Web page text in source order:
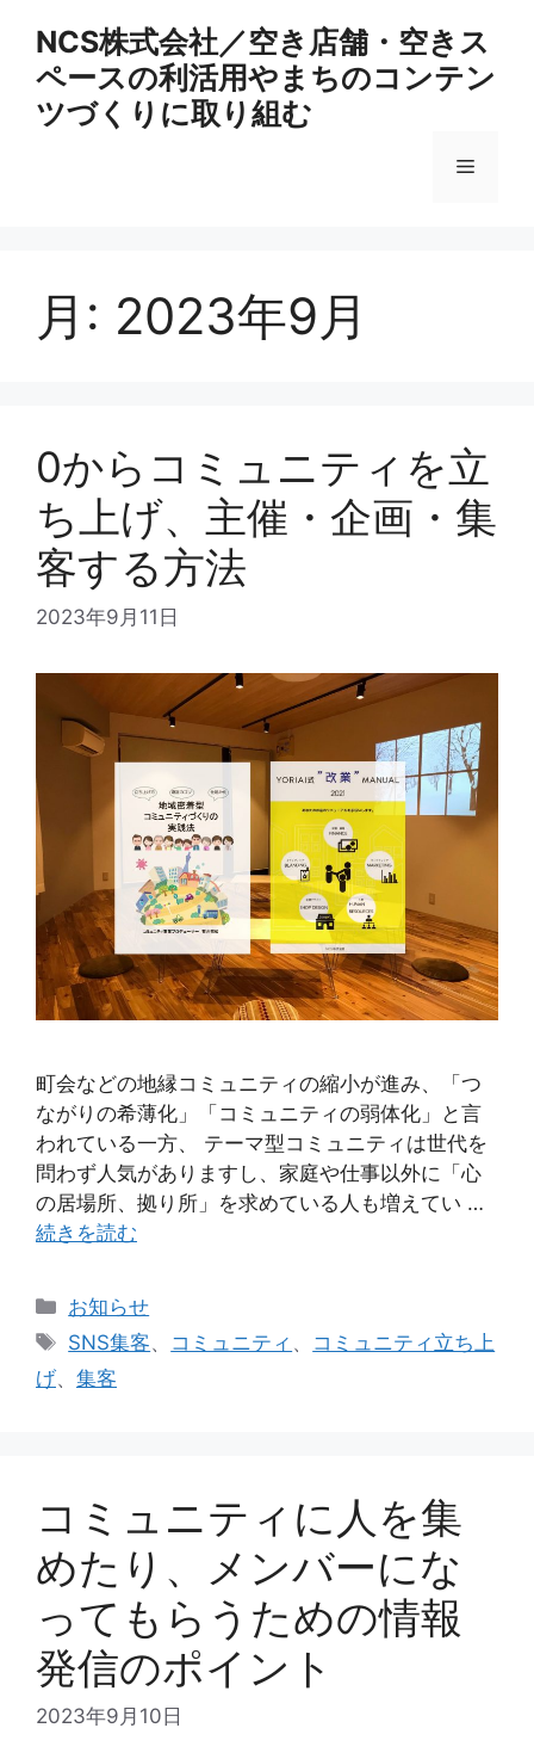
NCS株式会社／空き店舗・空きス
ペースの利活用やまちのコンテン
ツづくりに取り組む
メ
月: 2023年9月
0からコミュニティを立
ち上げ、主催・企画・集
客する方法
2023年9月11日
町会などの地縁コミュニティの縮小が進み、「つ
ながりの希薄化」「コミュニティの弱体化」と言
われている一方、 テーマ型コミュニティは世代を
問わず人気がありますし、家庭や仕事以外に「心
の居場所、拠り所」を求めている人も増えてい …
続きを読む
カ
テ
リ
お知らせ
タ
グ
SNS集客、 コミュニティ 、 コミュニティ立ち上
げ、 集客
コミュニティに人を集
めたり、メンバーにな
ってもらうための情報
発信のポイント
2023年9月10日